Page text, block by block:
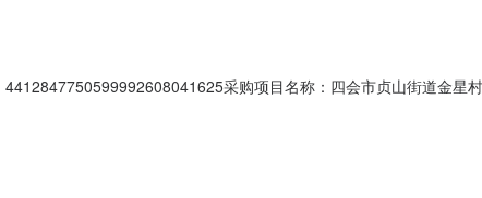
采购项目名称：四会市贞山街道金星
项目库》，由贞山街道依法依规严格按照有关程序统筹组织实施；